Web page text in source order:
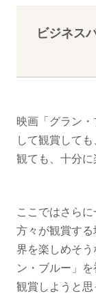
ビジネス
映画「グラン
して観賞して
観ても、十分に
ここではさら
方々が観賞す
界を楽しめそ
ン・ブルー」
観賞しようと